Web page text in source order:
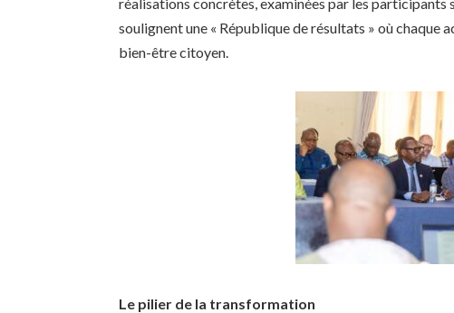
soulignent une « République de résultats » où
bien-être citoyen.
Le pilier de la transformation